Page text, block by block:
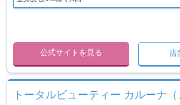
公式サイトを見る 店
トータルビューティー カルーナ（